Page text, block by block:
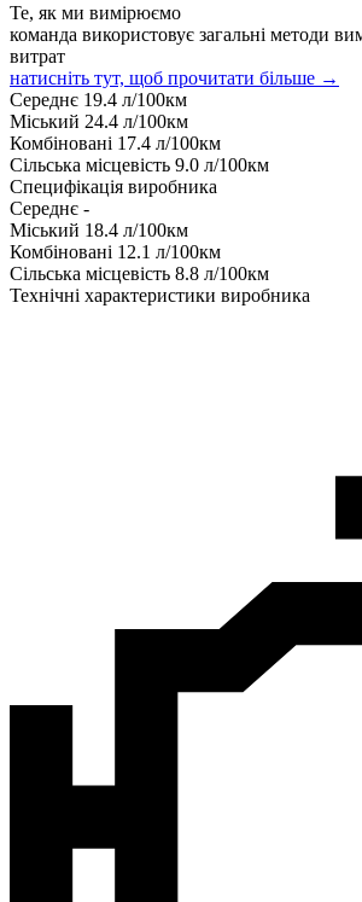
Те, як ми вимірюємо
команда використовує загальні методи
витрат
натисніть тут, щоб прочитати більше →
Середнє 19.4 л/100км
Міський 24.4 л/100км
Комбіновані 17.4 л/100км
Сільська місцевість 9.0 л/100км
Специфікація виробника
Середнє -
Міський 18.4 л/100км
Комбіновані 12.1 л/100км
Сільська місцевість 8.8 л/100км
Технічні характеристики виробника